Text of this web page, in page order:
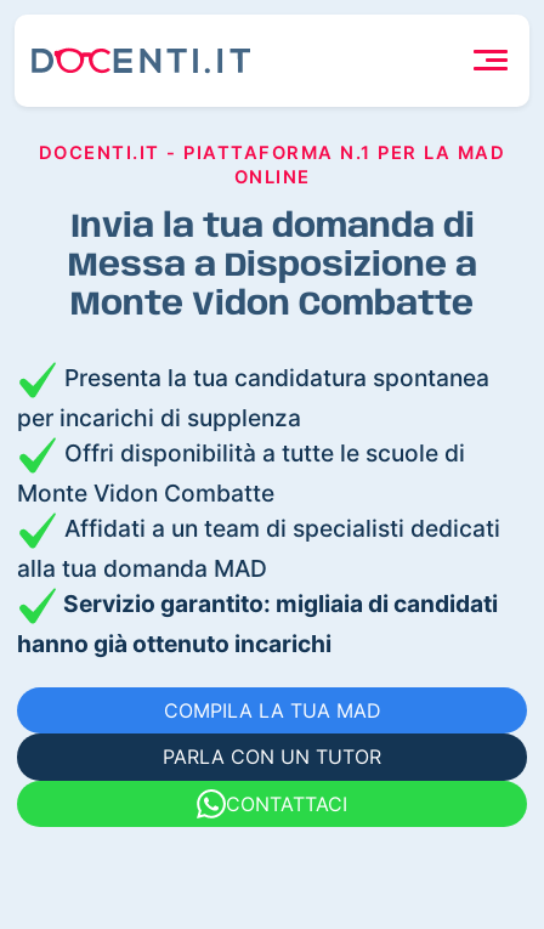
DOCENTI.IT - PIATTAFORMA N.1 PER LA MAD
ONLINE
Invia la tua domanda di
Messa a Disposizione a
Monte Vidon Combatte
Presenta la tua candidatura spontanea
per incarichi di supplenza
Offri disponibilità a tutte le scuole di
Monte Vidon Combatte
Affidati a un team di specialisti dedicati
alla tua domanda MAD
Servizio garantito: migliaia di candidati
hanno già ottenuto incarichi
COMPILA LA TUA MAD
PARLA CON UN TUTOR
CONTATTACI